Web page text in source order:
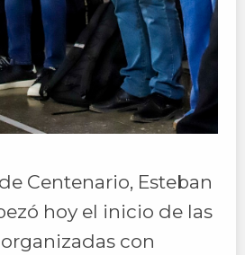
Centenario, Esteban
hoy el inicio de las
con